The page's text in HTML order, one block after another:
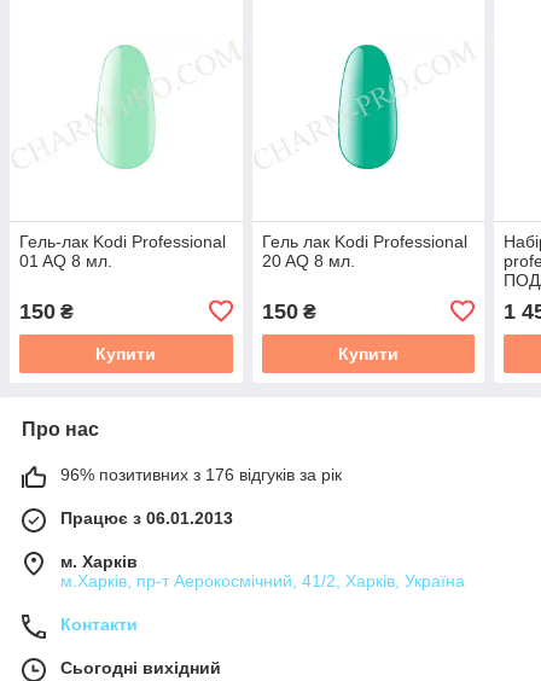
Гель-лак Kodi Professional
01 AQ 8 мл.
150 ₴
Купити
Гель лак Kodi Professional
20 AQ 8 мл.
150₴
Купити
1
Про нас
96% позитивних з 176 відгуків за рік
Працює з 06.01.2013
м. Харків
м.Харків, пр-т Аерокосмічний, 41/2, Харків, Україна
Контакти
Сьогодні вихідний